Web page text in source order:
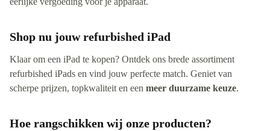
Shop nu jouw refurbished iPad
Klaar om een iPad te kopen? Ontdek ons brede assortiment
refurbished iPads en vind jouw perfecte match. Geniet van
scherpe prijzen, topkwaliteit en een meer duurzame keuze.
Hoe rangschikken wij onze producten?